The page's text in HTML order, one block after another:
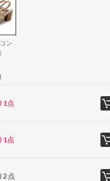
ン
1点
1点
2点